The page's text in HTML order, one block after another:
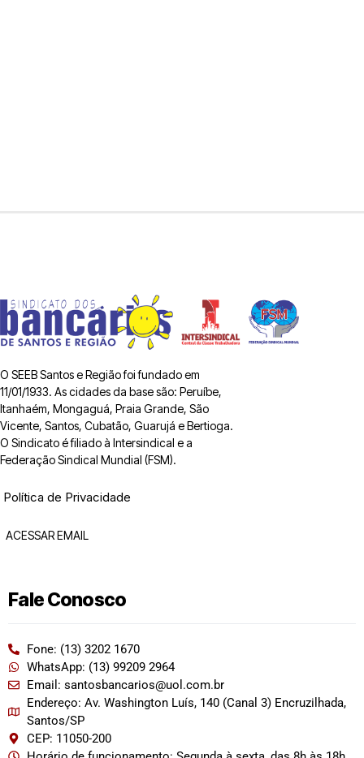
O SEEB Santos e Região foi fundado em
11/01/1933. As cidades da base são: Peruíbe,
Itanhaém, Mongaguá, Praia Grande, São
Vicente, Santos, Cubatão, Guarujá e Bertioga.
O Sindicato é filiado à Intersindical e a
Federação Sindical Mundial (FSM).
Política de Privacidade
ACESSAR EMAIL
Fale Conosco
Fone: (13) 3202 1670
WhatsApp: (13) 99209 2964
Email: santosbancarios@uol.com.br
Endereço: Av. Washington Luís, 140 (Canal 3) Encruzilhada,
Santos/SP
CEP: 11050-200